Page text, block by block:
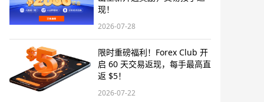
现！
2026-07-28
限时重磅福利！Forex Club 开
启 60 天交易返现，每手最高直
返 $5！
2026-07-22